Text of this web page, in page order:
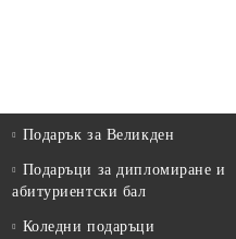
Подарък за Великден
Подаръци за дипломиране и
абитуриентски бал
Коледни подаръци